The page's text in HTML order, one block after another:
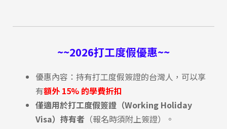
~~2026打工度假優惠~~
優惠內容：持有打工度假簽證的台灣人，可以享
有額外 15% 的學費折扣
僅適用於打工度假簽證（Working Holiday
Visa）持有者 （報名時須附上簽證）。